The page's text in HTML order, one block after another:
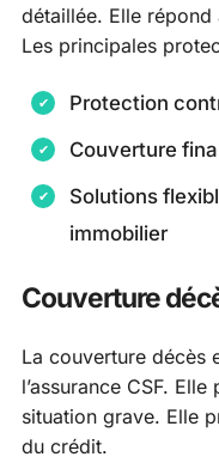
détaillée. Elle répond
Les principales
Protection
Couverture
Solutions
immobilier
Couverture
La couverture décès
l’assurance CSF.
situation grave. Elle
du crédit.